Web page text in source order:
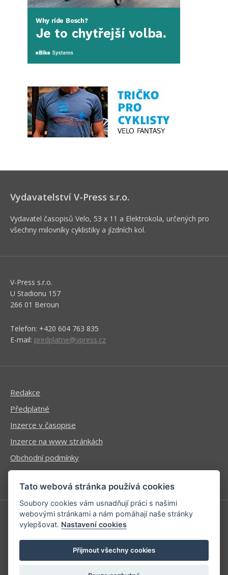
Vydavatelství V-Press s.r.o.
Vydavatel časopisů Velo, 53 x 11 a Elektrokola, určených pro
všechny milovníky cyklistiky a jízdních kol.
V-Press s.r.o.
U Stadionu 157
266 01 Beroun
Telefon: +420 604 763 835
E-mail: predplatne@vpress.cz
Redakce
Předplatné
Inzerce v časopise
Inzerce na www stránkách
Obchodní podmínky
Ochrana osobních údajů
Příhlášení | Registrace
Kontaktní informace
Mapa stránek
Tato webová stránka používá cookies
Soubory cookies vám usnadňují práci s našimi
webovými stránkami a nám pomáhají naše stránky
vylepšovat. Nastavení cookies
Přijmout všechny cookies